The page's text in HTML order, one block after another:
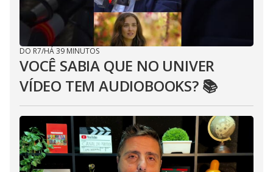
DO R7/HÁ 39 MINUTOS
VOCÊ SABIA QUE NO UNIVER
VÍDEO TEM AUDIOBOOKS? 📚